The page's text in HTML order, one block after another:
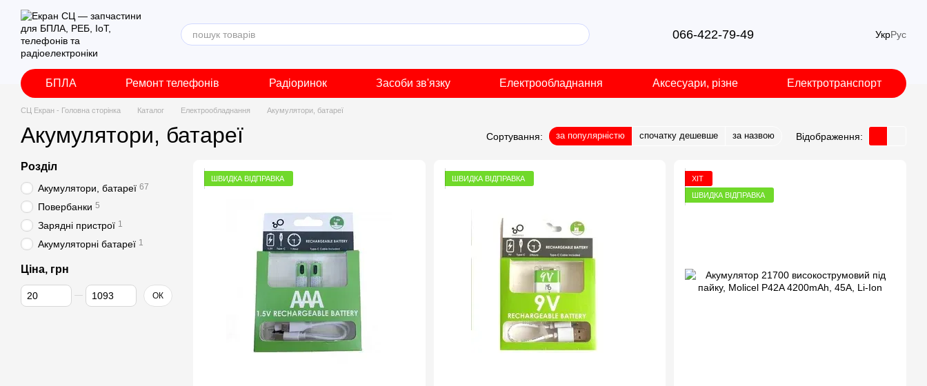
Перейти до основного контенту
066-422-79-49 УкрРус
БПЛА Ремонт телефонів Радіоринок Засоби зв'язку Електрообладнання Аксесуари, різне Електротранспорт
СЦ Екран - Головна сторінка Каталог Електрообладнання Акумулятори, батареї
Акумулятори, батареї Сортування: за популярністю спочатку дешевше за назвою Відображення:
ШВИДКА ВІДПРАВКА ШВИДКА ВІДПРАВКА
ХІТ
ШВИДКА ВІДПРАВКА
Розділ
Акумулятори, батареї 67
Повербанки 5
Зарядні пристрої 1
Акумуляторні батареї 1
Ціна, грн
Від Ціна, грн
До Ціна, грн ОК